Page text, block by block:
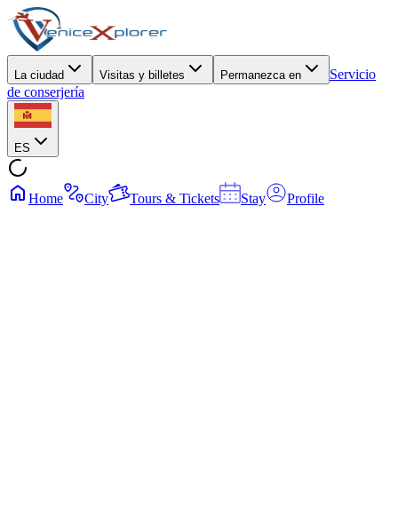
La ciudad Visitas y billetes Permanezca en
Servicio
de conserjería
ES
Home City Tours & Tickets Stay Profile